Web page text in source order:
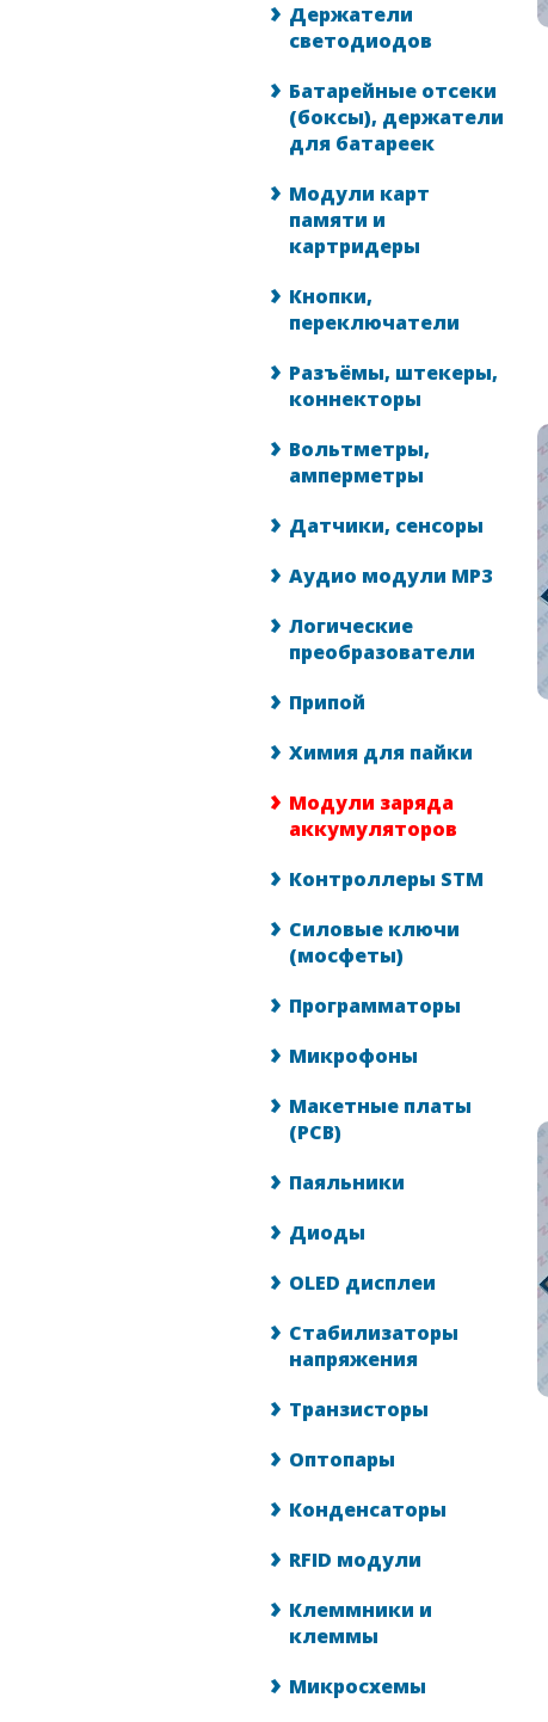
Держатели
светодиодов
Батарейные отсеки
(боксы), держатели
для батареек
Модули карт
памяти и
картридеры
Кнопки,
переключатели
Разъёмы, штекеры,
коннекторы
Вольтметры,
амперметры
Датчики, сенсоры
Аудио модули MP3
Логические
преобразователи
Припой
Химия для пайки
Модули заряда
аккумуляторов
Контроллеры STM
Силовые ключи
(мосфеты)
Программаторы
Микрофоны
Макетные платы
(PCB)
Паяльники
Диоды
OLED дисплеи
Стабилизаторы
напряжения
Транзисторы
Оптопары
Конденсаторы
RFID модули
Клеммники и
клеммы
Микросхемы